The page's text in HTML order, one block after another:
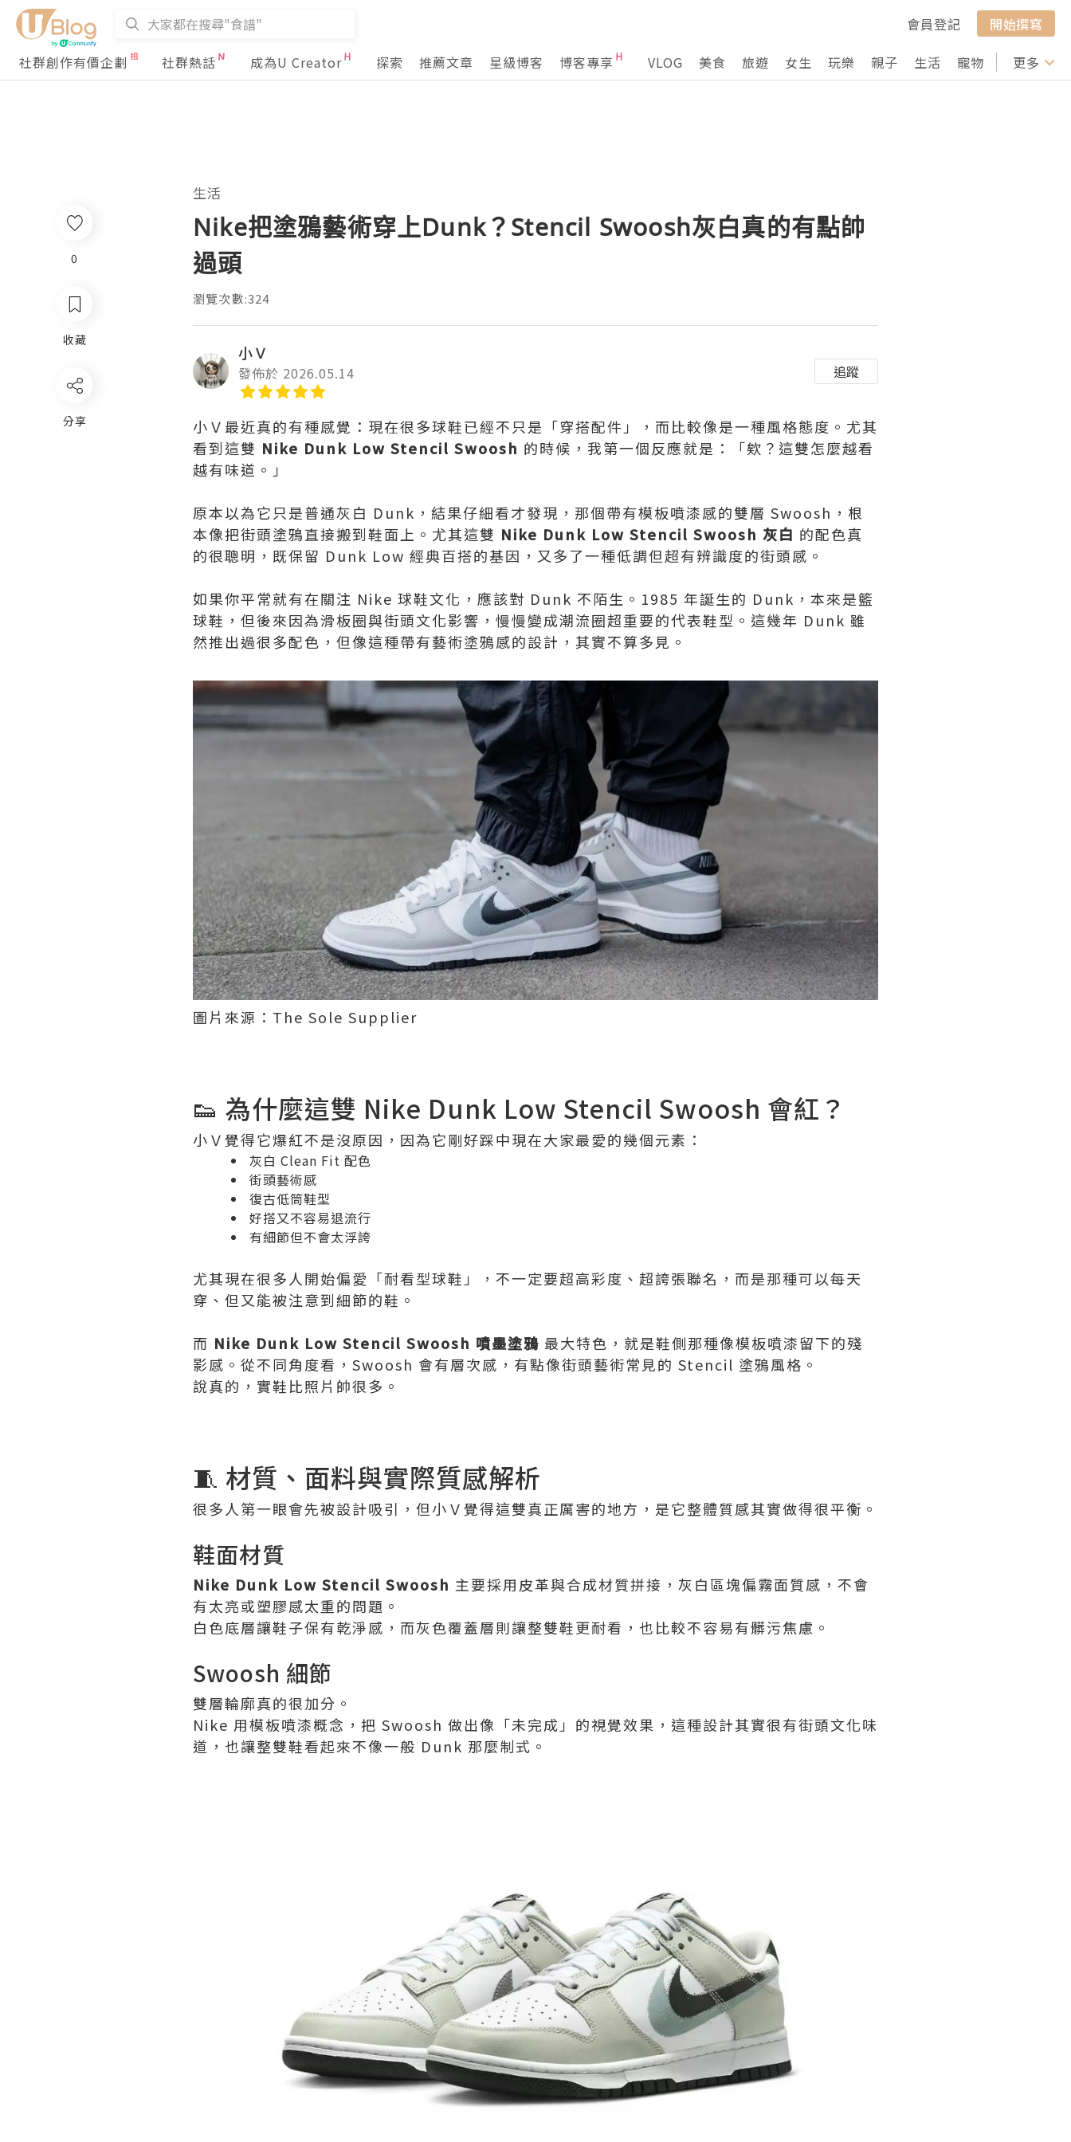
會員登記
開始撰寫
社群創作有價企劃
社群熱話 成為U Creator 探索 推薦文章 星級博客 博客專享 VLOG 美食 旅遊 女生 玩樂 親子 生活 寵物 行山 打卡
更多
0
收藏
分享
生活
Nike把塗鴉藝術穿上Dunk？Stencil Swoosh灰白真的有點帥
過頭
瀏覽次數:324
小Ｖ
發佈於 2026.05.14 追蹤
小Ｖ最近真的有種感覺：現在很多球鞋已經不只是「穿搭配件」，而比較像是一種風格態度。尤其
看到這雙 Nike Dunk Low Stencil Swoosh 的時候，我第一個反應就是：「欸？這雙怎麼越看
越有味道。」
原本以為它只是普通灰白 Dunk，結果仔細看才發現，那個帶有模板噴漆感的雙層 Swoosh，根
本像把街頭塗鴉直接搬到鞋面上。尤其這雙 Nike Dunk Low Stencil Swoosh 灰白 的配色真
的很聰明，既保留 Dunk Low 經典百搭的基因，又多了一種低調但超有辨識度的街頭感。
如果你平常就有在關注 Nike 球鞋文化，應該對 Dunk 不陌生。1985 年誕生的 Dunk，本來是籃
球鞋，但後來因為滑板圈與街頭文化影響，慢慢變成潮流圈超重要的代表鞋型。這幾年 Dunk 雖
然推出過很多配色，但像這種帶有藝術塗鴉感的設計，其實不算多見。
圖片來源：The Sole Supplier
👟 為什麼這雙 Nike Dunk Low Stencil Swoosh 會紅？
小Ｖ覺得它爆紅不是沒原因，因為它剛好踩中現在大家最愛的幾個元素：
灰白 Clean Fit 配色
街頭藝術感
復古低筒鞋型
好搭又不容易退流行
有細節但不會太浮誇
尤其現在很多人開始偏愛「耐看型球鞋」，不一定要超高彩度、超誇張聯名，而是那種可以每天
穿、但又能被注意到細節的鞋。
而 Nike Dunk Low Stencil Swoosh 噴墨塗鴉 最大特色，就是鞋側那種像模板噴漆留下的殘
影感。從不同角度看，Swoosh 會有層次感，有點像街頭藝術常見的 Stencil 塗鴉風格。
說真的，實鞋比照片帥很多。
🧵 材質、面料與實際質感解析
很多人第一眼會先被設計吸引，但小Ｖ覺得這雙真正厲害的地方，是它整體質感其實做得很平衡。
鞋面材質
Nike Dunk Low Stencil Swoosh 主要採用皮革與合成材質拼接，灰白區塊偏霧面質感，不會
有太亮或塑膠感太重的問題。
白色底層讓鞋子保有乾淨感，而灰色覆蓋層則讓整雙鞋更耐看，也比較不容易有髒污焦慮。
Swoosh 細節
雙層輪廓真的很加分。
Nike 用模板噴漆概念，把 Swoosh 做出像「未完成」的視覺效果，這種設計其實很有街頭文化味
道，也讓整雙鞋看起來不像一般 Dunk 那麼制式。